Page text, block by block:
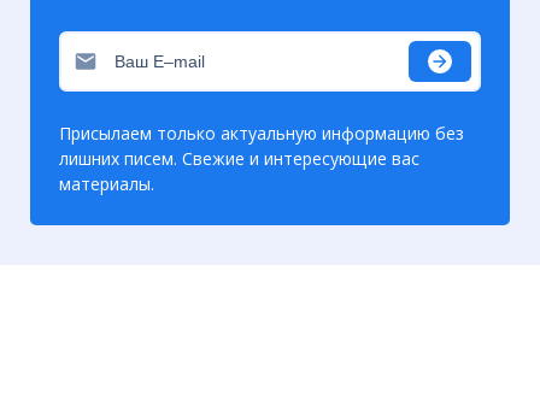
Присылаем только актуальную информацию без
лишних писем. Свежие и интересующие вас
материалы.